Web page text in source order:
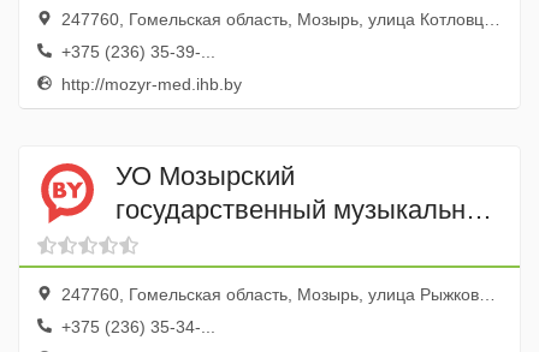
247760, Гомельская область, Мозырь, улица Котловца, 31
+375 (236) 35-39-...
http://mozyr-med.ihb.by
УО Мозырский
государственный музыкальный
колледж
247760, Гомельская область, Мозырь, улица Рыжкова, 37
+375 (236) 35-34-...